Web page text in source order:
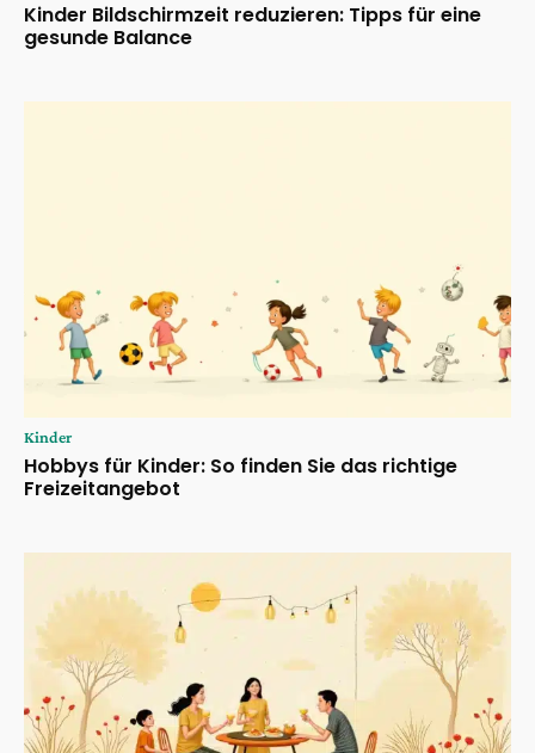
Kinder Bildschirmzeit reduzieren: Tipps für eine
gesunde Balance
Kinder
Hobbys für Kinder: So finden Sie das richtige
Freizeitangebot